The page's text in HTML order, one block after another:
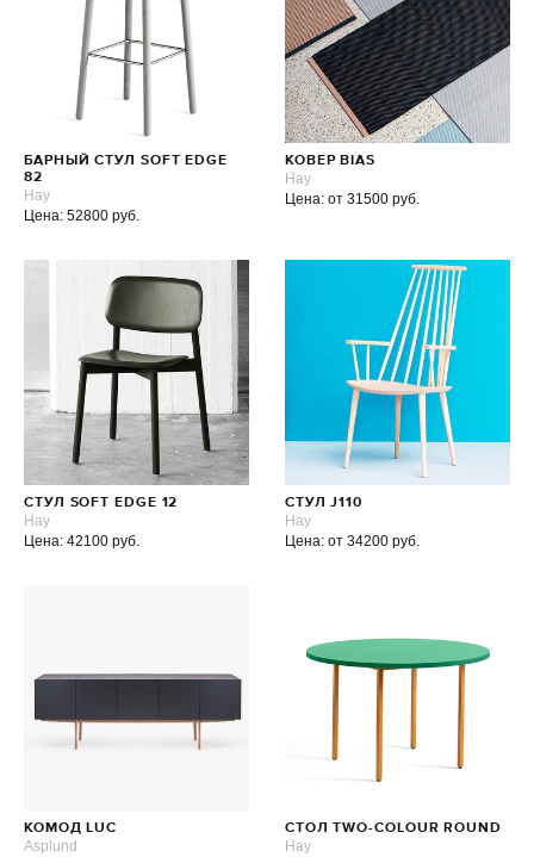
БАРНЫЙ СТУЛ SOFT EDGE
82
Hay
Цена: 52800 руб.
КОВЕР BIAS
Hay
Цена: от 31500 руб.
СТУЛ SOFT EDGE 12
Hay
Цена: 42100 руб.
СТУЛ J110
Hay
Цена: от 34200 руб.
КОМОД LUC
Asplund
СТОЛ TWO-COLOUR ROUND
Hay